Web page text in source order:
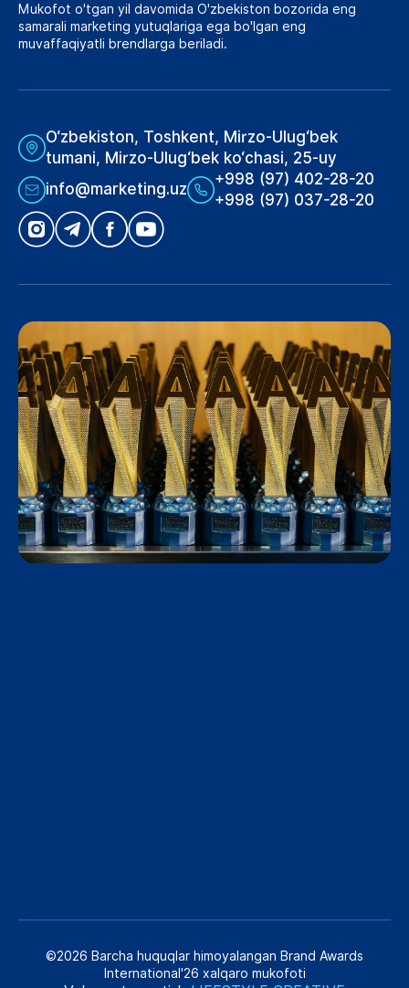
Mukofot o'tgan yil davomida O'zbekiston bozorida eng
samarali marketing yutuqlariga ega bo'lgan eng
muvaffaqiyatli brendlarga beriladi.
O‘zbekiston, Toshkent, Mirzo-Ulug‘bek
tumani, Mirzo-Ulug‘bek ko‘chasi, 25-uy
info@marketing.uz
+998 (97) 402-28-20
+998 (97) 037-28-20
©2026 Barcha huquqlar himoyalangan Brand Awards
International'26 xalqaro mukofoti